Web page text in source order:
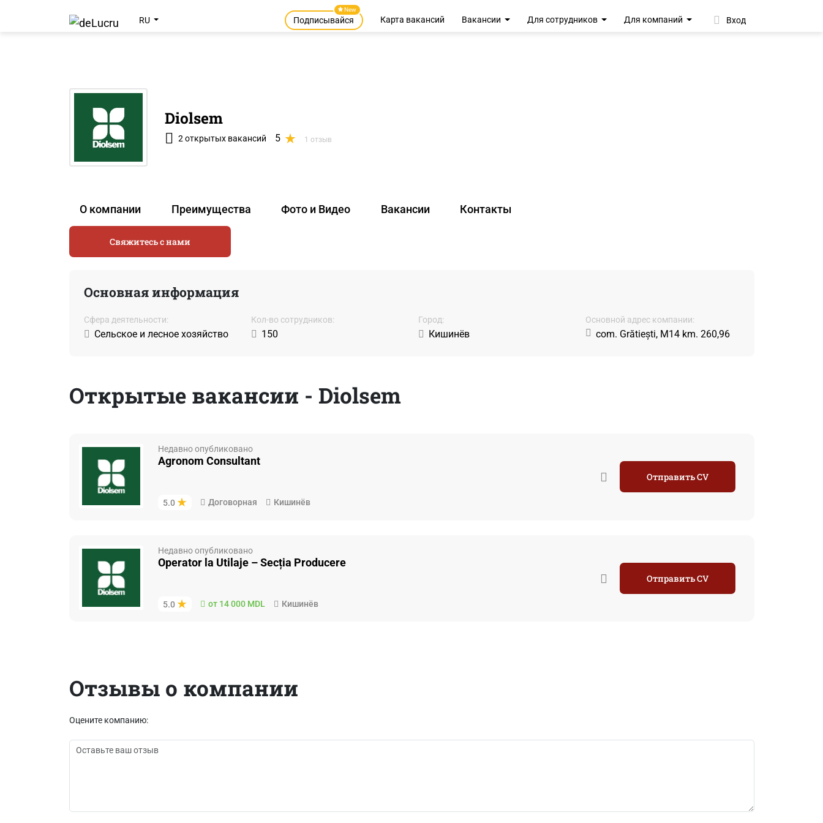
RU
New
Подписывайся Карта вакансий Вакансии Для сотрудников Для компаний Вход
Diolsem
2 открытых вакансий 5 1 отзыв
О компании Преимущества Фото и Видео Вакансии Контакты
Свяжитесь с нами
Основная информация
Сфера деятельности:
Сельское и лесное хозяйство
Кол-во сотрудников:
150
Город:
Кишинёв
Основной адрес компании:
com. Grătiești, M14 km. 260,96
Открытые вакансии - Diolsem
Недавно опубликовано
Agronom Consultant
5.0 Договорная Кишинёв
Отправить CV
Недавно опубликовано
Operator la Utilaje – Secția Producere
5.0 от 14 000 MDL Кишинёв
Отправить CV
Отзывы о компании
Оцените компанию: